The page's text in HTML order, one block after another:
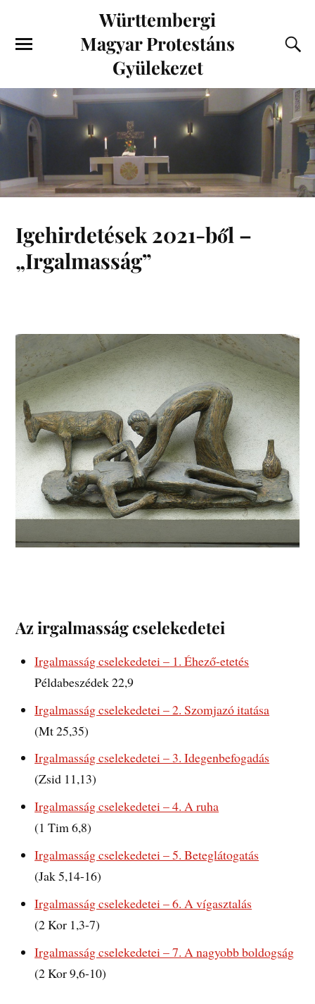
Württembergi
Magyar Protestáns
Gyülekezet
Igehirdetések 2021-ből –
„Irgalmasság”
Az irgalmasság cselekedetei
Irgalmasságcselekedetei – 1. Éhező-etetés
Példabeszédek 22,9
Irgalmasság cselekedetei – 2.Szomjazó itatása
(Mt 25,35)
Irgalmasság cselekedetei – 3. Idegenbefogadás
(Zsid 11,13)
Irgalmasság cselekedetei – 4. A ruha
(1 Tim 6,8)
Irgalmasság cselekedetei – 5. Beteglátogatás
(Jak 5,14-16)
Irgalmasság cselekedetei – 6. A vígasztalás
(2 Kor 1,3-7)
Irgalmasság cselekedetei – 7. A nagyobb boldogság
(2 Kor 9,6-10)